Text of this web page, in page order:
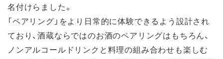
名付けらました。
「ペアリング」をより日常的に体験できるよう設計され
ており、酒蔵ならではのお酒のペアリングはもちろん、
ノンアルコールドリンクと料理の組み合わせも楽しむ